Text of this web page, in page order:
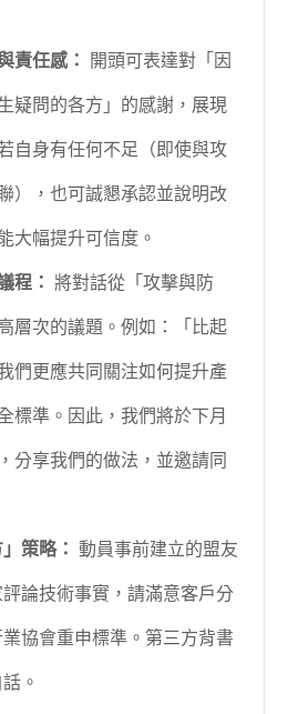
責任感： 開頭可表達對「因
疑問的各方」的感謝，展現
自身有任何不足（即使與攻
），也可誠懇承認並說明改
大幅提升可信度。
程： 將對話從「攻擊與防
層次的議題。例如：「比起
們更應共同關注如何提升產
標準。因此，我們將於下月
分享我們的做法，並邀請同
策略： 動員事前建立的盟友
論技術事實，請滿意客戶分
協會重申標準。第三方背書
。